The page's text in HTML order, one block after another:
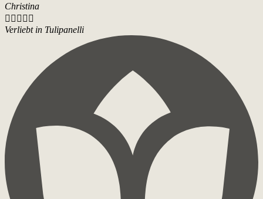
Christina
    
Verliebt in Tulipanelli